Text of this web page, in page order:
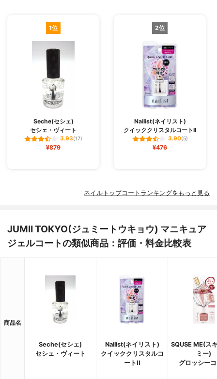
1位
Seche(セシェ)
セシェ・ヴィート
3.93(17)
¥879
2位
Nailist(ネイリスト)
クイッククリスタルコートII
3.90(5)
¥476
ネイルトップコートランキングをもっと見る
JUMII TOKYO(ジュミートウキョウ) マニキュア
ジェルコートの類似商品：評価・料金比較表
商品名
Seche(セシェ)
セシェ・ヴィート
Nailist(ネイリスト)
クイッククリスタルコ
ートII
SQUSE ME(ス
ミー)
グロッシー